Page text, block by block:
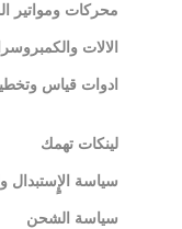
محركات ومواتير
الالات
ادوات قياس
لينكات تهمك
سياسة الإٍستبدال
سياسة الشحن